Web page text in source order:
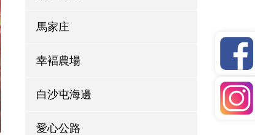
馬家庄
幸褔農場
白沙屯海邊
愛心公路